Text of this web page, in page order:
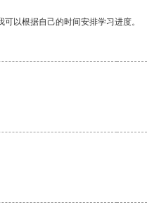
以根据自己的时间安排学习进度。